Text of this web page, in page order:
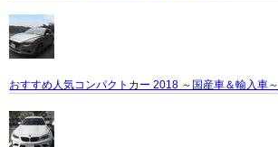
おすすめ人気コンパクトカー 2018 ～国産車＆輸入車～